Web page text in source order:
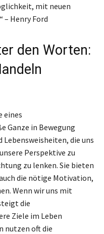
mit neuen
– Henry Ford
den Worten:
eines
Ganze in Bewegung
die uns
Perspektive zu
zu lenken. Sie bieten
die nötige Motivation,
Wenn wir uns mit
die
Ziele im Leben
nutzen oft die